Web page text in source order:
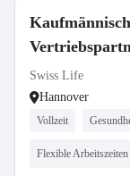
Swiss Life
Hannover
Vollzeit
Flexible Arbeitszeiten